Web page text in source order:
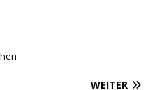
WEITER